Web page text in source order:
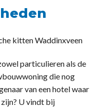
particulieren als de
die nog
van een hotel waar
U vindt bij